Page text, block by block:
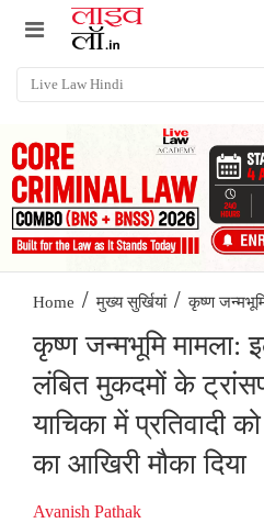
Home / मुख्य सुर्खियां / कृष्ण
कृष्ण जन्मभूमि मामला:
लंबित मुकदमों के
याचिका में प्रतिवादी
का आखिरी मौका दिया
Avanish Pathak